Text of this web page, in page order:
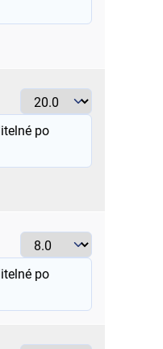
po
po